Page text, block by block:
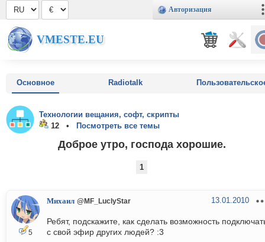
Авторизация
VMESTE.EU
Основное Radiotalk
Технологии вещания, софт, скрипты
12 •
Посмотреть все темы
Доброе утро, господа хорошие.
1
5
Михаил @MF_LuclyStar 13.01.2010
Ребят, подскажите, как сделать возможность
с свой эфир других людей? :3